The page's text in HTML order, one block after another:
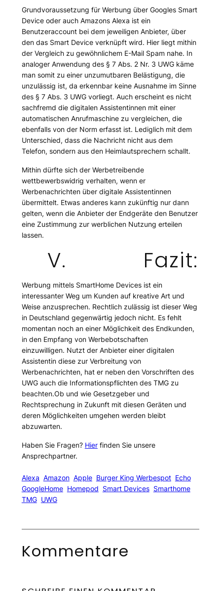
Grundvoraussetzung für Werbung über Googles Smart
Device oder auch Amazons Alexa ist ein
Benutzeraccount bei dem jeweiligen Anbieter, über
den das Smart Device verknüpft wird. Hier liegt mithin
der Vergleich zu gewöhnlichem E-Mail Spam nahe. In
analoger Anwendung des § 7 Abs. 2 Nr. 3 UWG käme
man somit zu einer unzumutbaren Belästigung, die
unzulässig ist, da erkennbar keine Ausnahme im Sinne
des § 7 Abs. 3 UWG vorliegt. Auch erscheint es nicht
sachfremd die digitalen Assistentinnen mit einer
automatischen Anrufmaschine zu vergleichen, die
ebenfalls von der Norm erfasst ist. Lediglich mit dem
Unterschied, dass die Nachricht nicht aus dem
Telefon, sondern aus den Heimlautsprechern schallt.
Mithin dürfte sich der Werbetreibende
wettbewerbswidrig verhalten, wenn er
Werbenachrichten über digitale Assistentinnen
übermittelt. Etwas anderes kann zukünftig nur dann
gelten, wenn die Anbieter der Endgeräte den Benutzer
eine Zustimmung zur werblichen Nutzung erteilen
lassen.
V. Fazit:
Werbung mittels SmartHome Devices ist ein
interessanter Weg um Kunden auf kreative Art und
Weise anzusprechen. Rechtlich zulässig ist dieser Weg
in Deutschland gegenwärtig jedoch nicht. Es fehlt
momentan noch an einer Möglichkeit des Endkunden,
in den Empfang von Werbebotschaften
einzuwilligen. Nutzt der Anbieter einer digitalen
Assistentin diese zur Verbreitung von
Werbenachrichten, hat er neben den Vorschriften des
UWG auch die Informationspflichten des TMG zu
beachten.Ob und wie Gesetzgeber und
Rechtsprechung in Zukunft mit diesen Geräten und
deren Möglichkeiten umgehen werden bleibt
abzuwarten.
Haben Sie Fragen? Hierfinden Sie unsere
Ansprechpartner.
Alexa Amazon Apple Burger King Werbespot Echo
GoogleHome Homepod Smart Devices Smarthome
TMG UWG
Kommentare